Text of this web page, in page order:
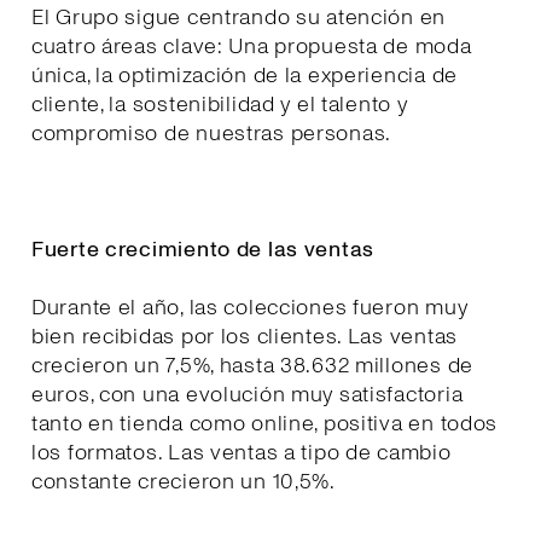
El Grupo sigue centrando su atención en
cuatro áreas clave: Una propuesta de moda
única, la optimización de la experiencia de
cliente, la sostenibilidad y el talento y
compromiso de nuestras personas.
Fuerte crecimiento de las ventas
Durante el año, las colecciones fueron muy
bien recibidas por los clientes. Las ventas
crecieron un 7,5%, hasta 38.632 millones de
euros, con una evolución muy satisfactoria
tanto en tienda como online, positiva en todos
los formatos. Las ventas a tipo de cambio
constante crecieron un 10,5%.